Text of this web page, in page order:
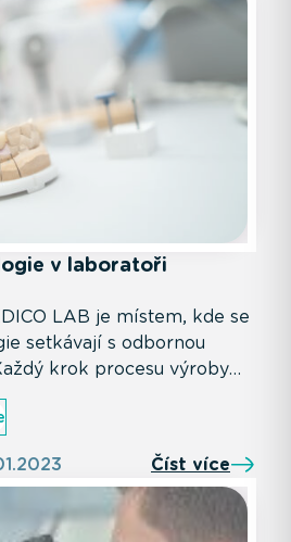
v laboratoři
LAB je místem, kde se
setkávají s odbornou
krok procesu výroby
nejnovějšími
umožňují zajistit precizní,
vybavení přispívá ke
u nás nabízíme.
Číst více